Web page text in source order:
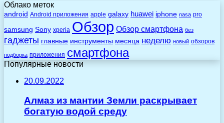
Облако меток
android Android приложения apple galaxy huawei iphone nasa pro
samsung Sony xperia Обзор Обзор смартфона без
гаджеты главные инструменты месяца неделю новый обзоров
подборка приложения смартфона
Популярные новости
20.09.2022
Алмаз из мантии Земли раскрывает
богатую водой среду